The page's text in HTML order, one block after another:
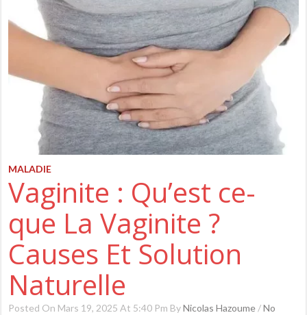
MALADIE
Vaginite : Qu’est ce-
que La Vaginite ?
Causes Et Solution
Naturelle
Posted On Mars 19, 2025 At 5:40 Pm ByNicolas Hazoume /No